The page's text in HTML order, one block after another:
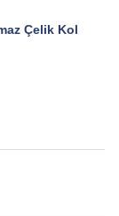
Çelik Kol